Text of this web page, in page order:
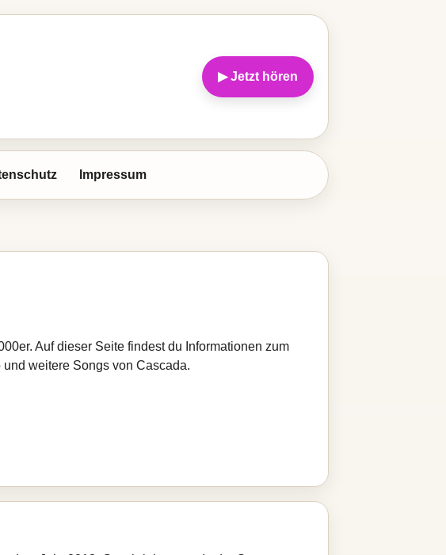
▶ Jetzt hören
Impressum
Auf dieser Seite findest du Informationen zum
weitere Songs von Cascada.